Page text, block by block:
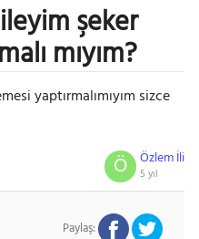
şeker
mıyım?
yaptırmalımıyım sizce
Özlem İli
5 yıl
Ö
Paylaş: